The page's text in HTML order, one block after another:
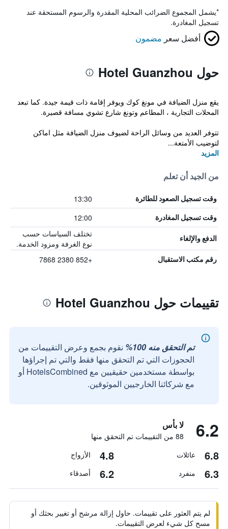
*يشمل المجموع الضرائب المحلية المقدرة والرسوم المستحقة عند
تسجيل المغادرة.
أفضل سعر مضمون
حول Hotel Guanzhou
يقع منزل الضيافة في مونغ كوك ويوفر إقامة ذات قيمة جيدة. كما تبعد
المحلات التجارية ، المطاعم وتونغ شارع تشوي مسافة قصيرة.
تتوفر العديد من وسائل الراحة لضيوف منزل الضيافة مثل اماكن
لتوضيب الأمتعة...
المزيد
من الجيد أن تعلم
وقت تسجيل الصعود للطائرة 13:30
وقت تسجيل المغادرة 12:00
الدفع والإلغاء
تختلف السياسات حسب
نوع الغرفة ومزود الخدمة.
رقم مكتب الاستقبال +852 2380 7868
تقييمات حول Hotel Guanzhou
تم التحقق منه 100%
نقوم بجمع وعرض التقييمات من
الحجوزات التي تم التحقق منها فقط والتي تم إجراؤها
بواسطة مستخدمين حقيقيين مع HotelsCombined أو
مع شركائنا الخارجيين الموثوقين.
6.2 لا بأس
88 من التقييمات تم التحقق منها
6.8 عائلات 4.8 الأزواج
6.3 منفرد 6.2 أصدقاء
لم يتم العثور على تقييمات. حاول إزالة مرشح أو تغيير بحثك أو
مسح كل شيء لعرض التقييمات.